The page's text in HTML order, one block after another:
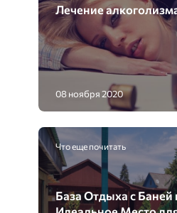
Лечение
08 ноября 2020
Что еще почитать
База Отдыха с Баней